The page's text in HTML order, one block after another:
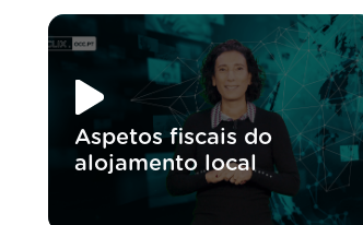
Aspetos fiscais do
alojamento local